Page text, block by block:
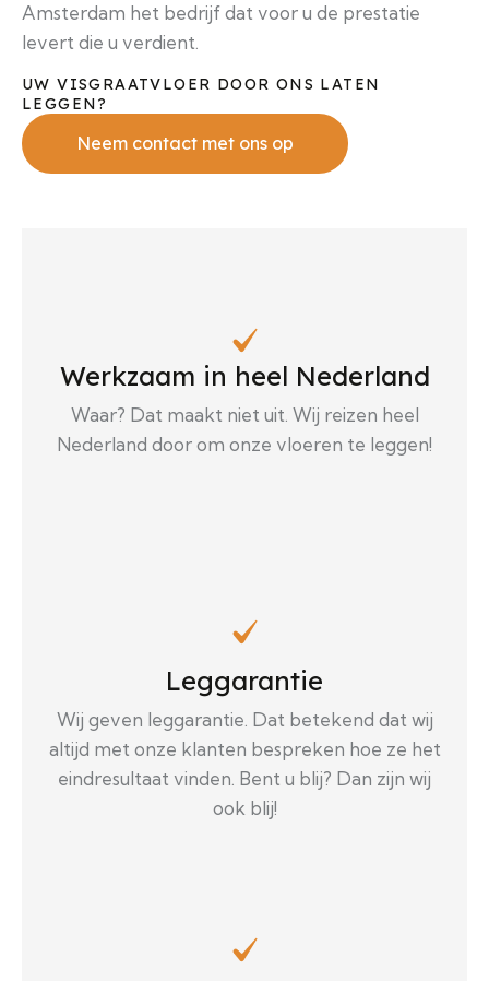
Amsterdam het bedrijf dat voor u de prestatie
levert die u verdient.
UW VISGRAATVLOER DOOR ONS LATEN
LEGGEN?
Neem contact met ons op
Werkzaam in heel Nederland
Waar? Dat maakt niet uit. Wij reizen heel
Nederland door om onze vloeren te leggen!
Leggarantie
Wij geven leggarantie. Dat betekend dat wij
altijd met onze klanten bespreken hoe ze het
eindresultaat vinden. Bent u blij? Dan zijn wij
ook blij!